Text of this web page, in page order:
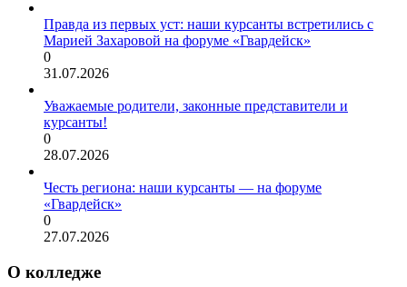
Правда из первых уст: наши курсанты встретились с
Марией Захаровой на форуме «Гвардейск»
0
31.07.2026
Уважаемые родители, законные представители и
курсанты!
0
28.07.2026
Честь региона: наши курсанты — на форуме
«Гвардейск»
0
27.07.2026
О колледже